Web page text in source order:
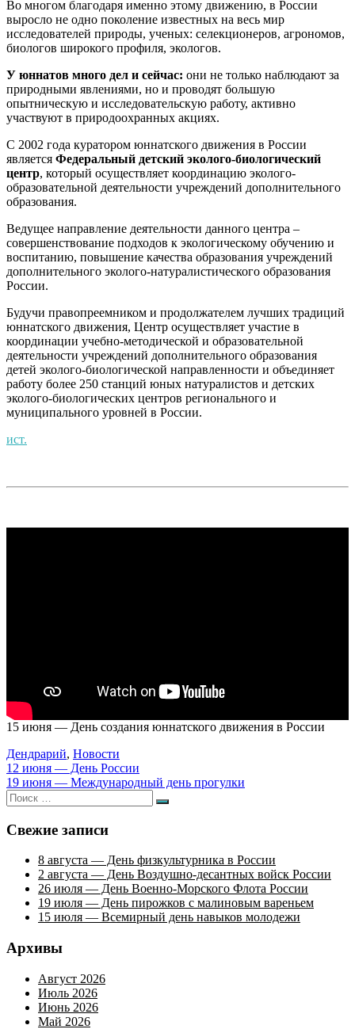
Во многом благодаря именно этому движению, в России
выросло не одно поколение известных на весь мир
исследователей природы, ученых: селекционеров, агрономов,
биологов широкого профиля, экологов.
У юннатов много дел и сейчас: они не только наблюдают за
природными явлениями, но и проводят большую
опытническую и исследовательскую работу, активно
участвуют в природоохранных акциях.
С 2002 года куратором юннатского движения в России
является Федеральный детский эколого-биологический
центр, который осуществляет координацию эколого-
образовательной деятельности учреждений дополнительного
образования.
Ведущее направление деятельности данного центра –
совершенствование подходов к экологическому обучению и
воспитанию, повышение качества образования учреждений
дополнительного эколого-натуралистического образования
России.
Будучи правопреемником и продолжателем лучших традиций
юннатского движения, Центр осуществляет участие в
координации учебно-методической и образовательной
деятельности учреждений дополнительного образования
детей эколого-биологической направленности и объединяет
работу более 250 станций юных натуралистов и детских
эколого-биологических центров регионального и
муниципального уровней в России.
ист.
15 июня — День создания юннатского движения в России
Дендрарий, Новости
Навигация
по
записям
12 июня — День России
19 июня — Международный день прогулки
Искать:
Поиск
Свежие записи
8 августа — День физкультурника в России
2 августа — День Воздушно-десантных войск России
26 июля — День Военно-Морского Флота России
19 июля — День пирожков с малиновым вареньем
15 июля — Всемирный день навыков молодежи
Архивы
Август 2026
Июль 2026
Июнь 2026
Май 2026